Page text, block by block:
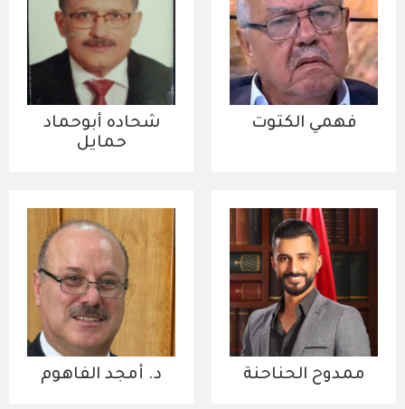
فهمي الكتوت
شحاده أبوحماد
حمايل
ممدوح الحناحنة د. أمجد الفاهوم